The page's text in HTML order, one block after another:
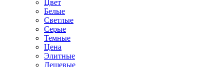
Цвет
Белые
Светлые
Серые
Темные
Цена
Элитные
Дешевые